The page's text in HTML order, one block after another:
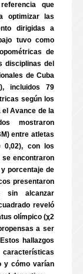
que
optimizar las
dirigidas a
tuvo como
de
disciplinas del
de Cuba
incluidos 79
según los
el Avance de la
mostraron
entre atletas
con los
encontraron
porcentaje de
presentaron
sin alcanzar
reveló
olímpico (χ2
a ser
hallazgos
y cómo varían